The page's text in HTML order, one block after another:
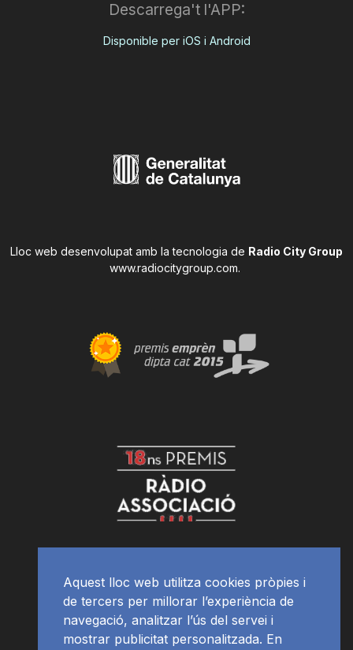
Descarrega't l'APP:
Disponible per iOS i Android
Lloc web desenvolupat amb la tecnologia de Radio City Group
www.radiocitygroup.com.
Aquest lloc web utilitza cookies pròpies i
de tercers per millorar l’experiència de
navegació, analitzar l’ús del servei i
mostrar publicitat personalitzada. En